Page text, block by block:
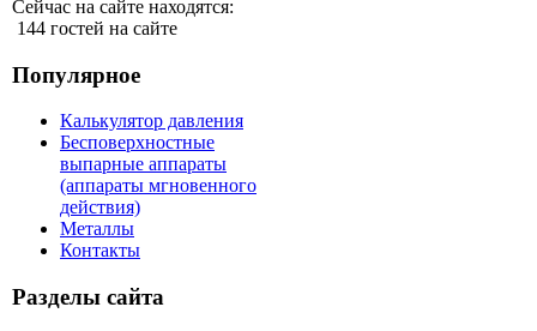
Сейчас на сайте находятся:
144 гостей на сайте
Популярное
Калькулятор давления
Бесповерхностные
выпарные аппараты
(аппараты мгновенного
действия)
Металлы
Контакты
Разделы сайта